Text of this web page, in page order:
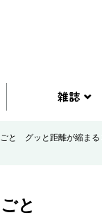
ごと グッと距離が縮まる
と